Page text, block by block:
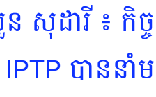
សុដារី ៖ កិច្
បាននាំ